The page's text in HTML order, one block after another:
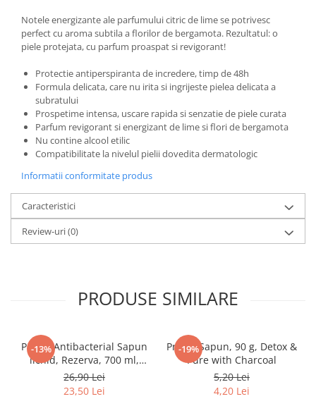
Notele energizante ale parfumului citric de lime se potrivesc
perfect cu aroma subtila a florilor de bergamota. Rezultatul: o
piele protejata, cu parfum proaspat si revigorant!
Protectie antiperspiranta de incredere, timp de 48h
Formula delicata, care nu irita si ingrijeste pielea delicata a
subratului
Prospetime intensa, uscare rapida si senzatie de piele curata
Parfum revigorant si energizant de lime si flori de bergamota
Nu contine alcool etilic
Compatibilitate la nivelul pielii dovedita dermatologic
Informatii conformitate produs
Caracteristici
Review-uri(0)
PRODUSE SIMILARE
-13%
Protex Antibacterial Sapun
lichid, Rezerva, 700 ml,
Fresh
26,90 Lei
23,50 Lei
-19%
Protex Sapun, 90 g, Detox &
Pure with Charcoal
5,20 Lei
4,20 Lei